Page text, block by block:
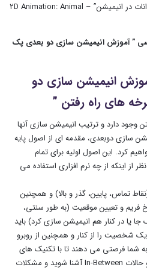
در انیمیشن
” – ۲D Animation: Animal
” آموزش انیمیشن سازی دو بعدی پک
انیمیشن سازی دو
های راه رفتن ”
دارد و ترتیب انیمیشن سازی آنها
سازی دوبعدی، مقدمه ای از اصول پایه
کرد. این اصول اولیه برای تمام
از اینکه از چه نرم افزاری استفاده می
تماس، پایین، گذر و بالا) و همچنین
فریم و تعیین موقعیت (به طور سنتی،
یا در کنار هم انیمیشن سازی کرد) باید
شخصیت را از کنار و همچنین از روبرو
شما فرصتی می دهند تا با تکنیک های
انیمیشن سازی مانند ایجاد ژست ها و حالات In-Between آشنا شوید و مشکلات